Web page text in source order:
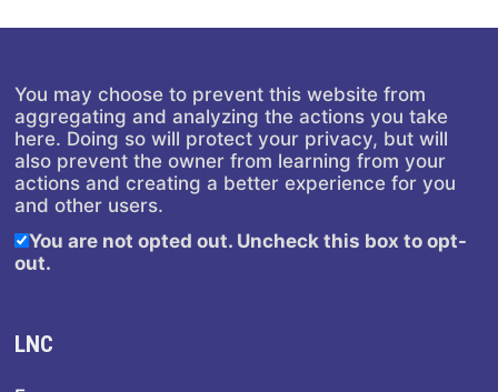
You may choose to prevent this website from
aggregating and analyzing the actions you take
here. Doing so will protect your privacy, but will
also prevent the owner from learning from your
actions and creating a better experience for you
and other users.
You are not opted out. Uncheck this box to opt-
out.
LNC